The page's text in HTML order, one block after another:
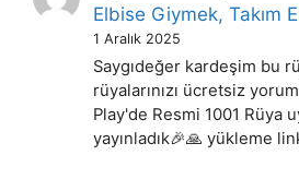
Elbise Giymek, Takım
1 Aralık 2025
Saygıdeğer kardeşim bu
rüyalarınızı ücretsiz
Play'de Resmi 1001 Rüya
yayınladık🎉🙏 yükleme